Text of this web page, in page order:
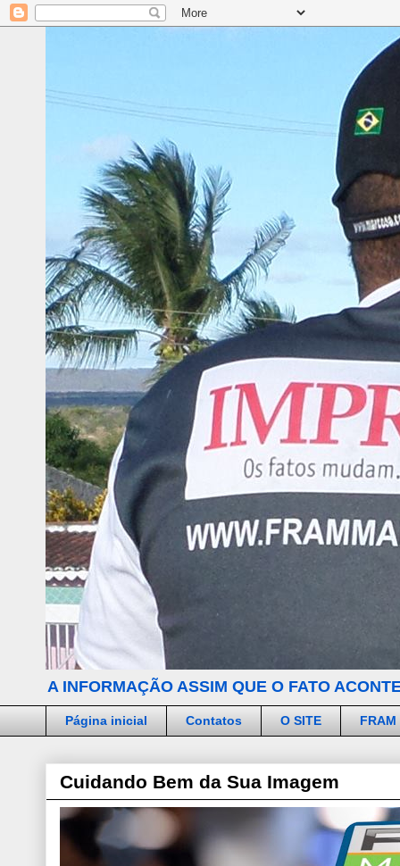
A INFORMAÇÃO ASSIM QUE O FATO
Página inicial Contatos O SITE FRAM
Cuidando Bem da Sua Imagem